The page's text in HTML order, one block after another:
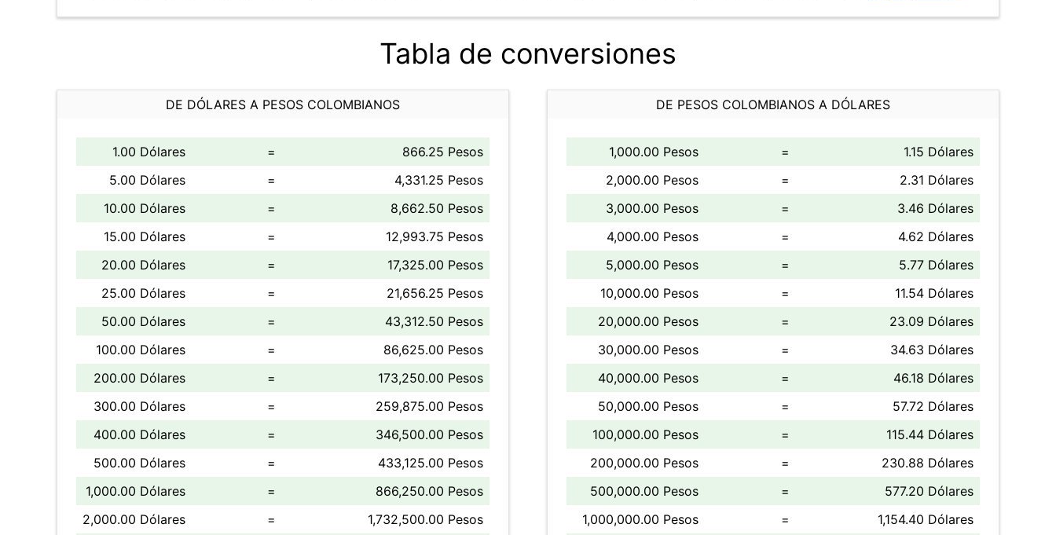
Tabla de conversiones
DE DÓLARES A PESOS COLOMBIANOS
1.00 Dólares =
866.25 Pesos
5.00 Dólares
=
4,331.25 Pesos
10.00 Dólares
=
8,662.50 Pesos
15.00 Dólares
=
12,993.75 Pesos
20.00 Dólares
=
17,325.00 Pesos
25.00 Dólares
=
21,656.25 Pesos
50.00 Dólares
=
43,312.50 Pesos
100.00 Dólares
=
86,625.00 Pesos
200.00 Dólares
=
173,250.00 Pesos
300.00 Dólares
=
259,875.00 Pesos
400.00 Dólares
=
346,500.00 Pesos
500.00 Dólares
=
433,125.00 Pesos
1,000.00 Dólares
=
866,250.00 Pesos
2,000.00 Dólares
= 1,732,500.00 Pesos
DE PESOS COLOMBIANOS A DÓLARES
1,000.00 Pesos =
1.15 Dólares
2,000.00 Pesos
=
2.31 Dólares
3,000.00 Pesos
=
3.46 Dólares
4,000.00 Pesos
=
4.62 Dólares
5,000.00 Pesos
=
5.77 Dólares
10,000.00 Pesos
=
11.54 Dólares
20,000.00 Pesos
=
23.09 Dólares
30,000.00 Pesos
=
34.63 Dólares
40,000.00 Pesos
=
46.18 Dólares
50,000.00 Pesos
=
57.72 Dólares
100,000.00 Pesos
=
115.44 Dólares
200,000.00 Pesos
=
230.88 Dólares
500,000.00 Pesos
=
577.20 Dólares
1,000,000.00 Pesos
= 1,154.40 Dólares